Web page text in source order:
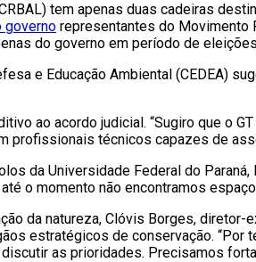
tem apenas duas cadeiras
governo representantes do Movimento
do governo em período de
e Educação Ambiental (CEDEA)
ao acordo judicial. “Sugiro que o
profissionais técnicos capazes de
da Universidade Federal do
o momento não encontramos
da natureza, Clóvis Borges,
estratégicos de conservação.
as prioridades. Precisamos